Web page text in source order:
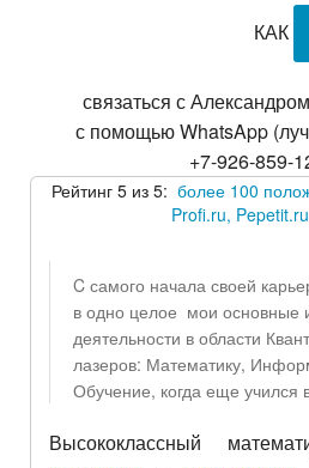
КАК
связаться с
с помощью WhatsApp
+7-926-859-
Рейтинг 5 из 5: более 100
Profi.ru, Pepetit.ru,
C самого начала своей
в одно целое мои основные
деятельности в области
лазеров: Математику,
Обучение, когда еще учился
Высококлассный